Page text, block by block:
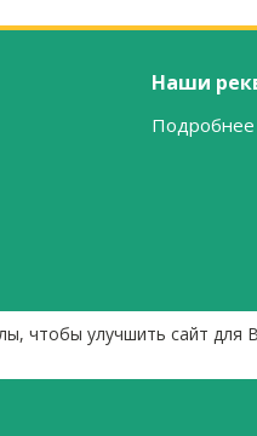
Наши
Подробнее
чтобы улучшить сайт